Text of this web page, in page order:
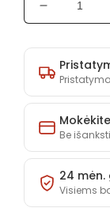
Sumažinti
Kampas
Sori
kiekį
Be
24
Visiems